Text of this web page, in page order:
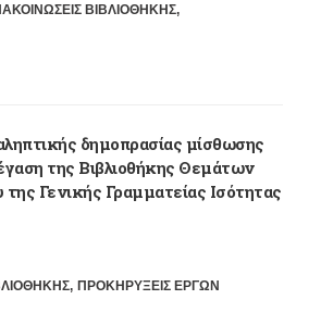
ΒΙΒΛΙΟΘΗΚΗΣ,
δημοπρασίας μίσθωσης
της Βιβλιοθήκης Θεμάτων
της Γενικής Γραμματείας Ισότητας
, ΠΡΟΚΗΡΥΞΕΙΣ ΕΡΓΩΝ